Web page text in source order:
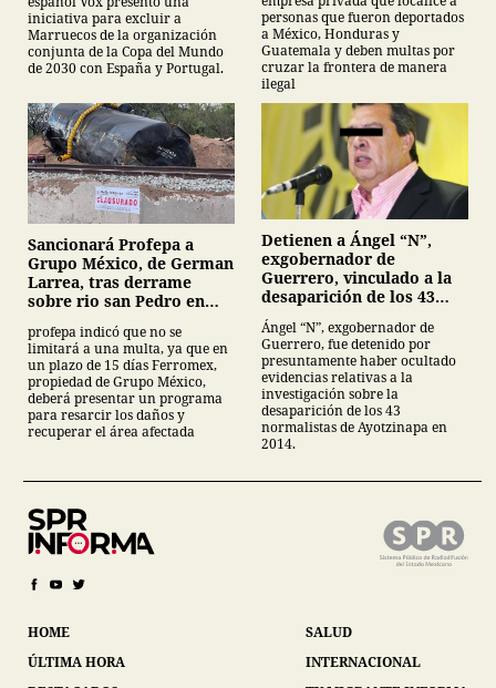
iniciativa para excluir a
Marruecos de la organización
conjunta de la Copa del Mundo
de 2030 con España y Portugal.
personas que fueron deportados
a México, Honduras y
Guatemala y deben multas por
cruzar la frontera de manera
ilegal
Sancionará Profepa a
Grupo México, de German
Larrea, tras derrame
sobre rio san Pedro en
profepa indicó que no se
limitará a una multa, ya que en
un plazo de 15 días Ferromex,
propiedad de Grupo México,
deberá presentar un programa
para resarcir los daños y
recuperar el área afectada
Detienen a Ángel “N”,
exgobernador de
Guerrero, vinculado a la
desaparición de los 43
normalistas de
Ayotzinapa
Ángel “N”, exgobernador de
Guerrero, fue detenido por
presuntamente haber ocultado
evidencias relativas a la
investigación sobre la
desaparición de los 43
normalistas de Ayotzinapa en
2014.
HOME
ÚLTIMA HORA
SALUD
INTERNACIONAL